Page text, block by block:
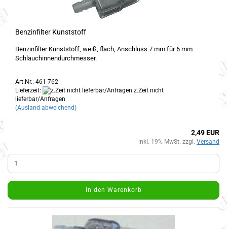
Benzinfilter Kunststoff
Benzinfilter Kunststoff, weiß, flach, Anschluss 7 mm für 6 mm
Schlauchinnendurchmesser.
Art.Nr.: 461-762
Lieferzeit:
z.Zeit nicht
lieferbar/Anfragen
(Ausland abweichend)
2,49 EUR
inkl. 19% MwSt. zzgl. Versand
In den Warenkorb